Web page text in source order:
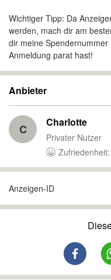
Wichtiger Tipp: Da
werden, mach dir am
dir meine
Anmeldung parat hast!
Anbieter
C Charlotte
Privater Nutzer
Anzeigen-ID